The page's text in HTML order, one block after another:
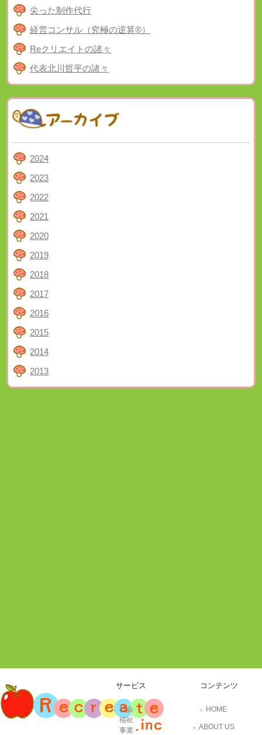
尖った制作代行
経営コンサル（究極の逆算®）
Reクリエイトの諸々
代表北川哲平の諸々
2024
2023
2022
2021
2020
2019
2018
2017
2016
2015
2014
2013
サービス
社会
福祉
事業
コンテンツ
HOME
ABOUT US